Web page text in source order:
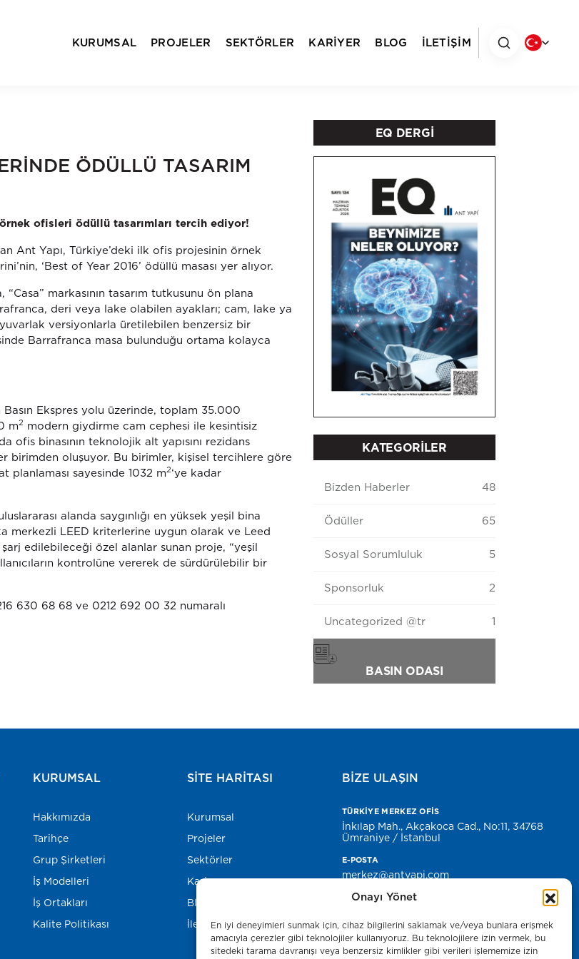
Onayı Yönet
En iyi deneyimleri sunmak için, cihaz bilgilerini saklamak ve/veya bunlara erişmek
amacıyla çerezler gibi teknolojiler kullanıyoruz. Bu teknolojilere izin vermek, bu
sitedeki tarama davranışı veya benzersiz kimlikler gibi verileri işlememize izin
KURUMSAL PROJELER SEKTÖRLER KARİYER BLOG İLETİŞİM
ÖDÜLLÜ TASARIM
ofisleri ödüllü tasarımları tercih ediyor!
Ant Yapı, Türkiye’deki ilk ofis projesinin örnek
‘Best of Year 2016’ ödüllü masası yer alıyor.
markasının tasarım tutkusunu ön plana
deri veya lake olabilen ayakları; cam, lake ya
versiyonlarla üretilebilen benzersiz bir
Barrafranca masa bulunduğu ortama kolayca
Ekspres yolu üzerinde, toplam 35.000
m2 modern giydirme cam cephesi ile kesintisiz
ofis binasının teknolojik alt yapısını rezidans
birimden oluşuyor. Bu birimler, kişisel tercihlere göre
sayesinde 1032 m2‘ye kadar
alanda saygınlığı en yüksek yeşil bina
merkezli LEED kriterlerine uygun olarak ve Leed
edilebileceği özel alanlar sunan proje, “yeşil
kontrolüne vererek de sürdürülebilir bir
630 68 68 ve 0212 692 00 32 numaralı
EQ DERGİ
KATEGORİLER
Bizden Haberler 48
Ödüller 65
Sosyal Sorumluluk 5
Sponsorluk 2
Uncategorized @tr 1
BASIN ODASI
KURUMSAL
Hakkımızda
Tarihçe
Grup Şirketleri
İş Modelleri
İş Ortakları
Kalite Politikası
SITE HARITASI
Kurumsal
Projeler
Sektörler
Kariyer
Blog
İletişim
BİZE ULAŞIN
TÜRKİYE MERKEZ OFİS
İnkılap Mah., Akçakoca Cad., No:11, 34768
Ümraniye / İstanbul
E-POSTA
merkez@antyapi.com